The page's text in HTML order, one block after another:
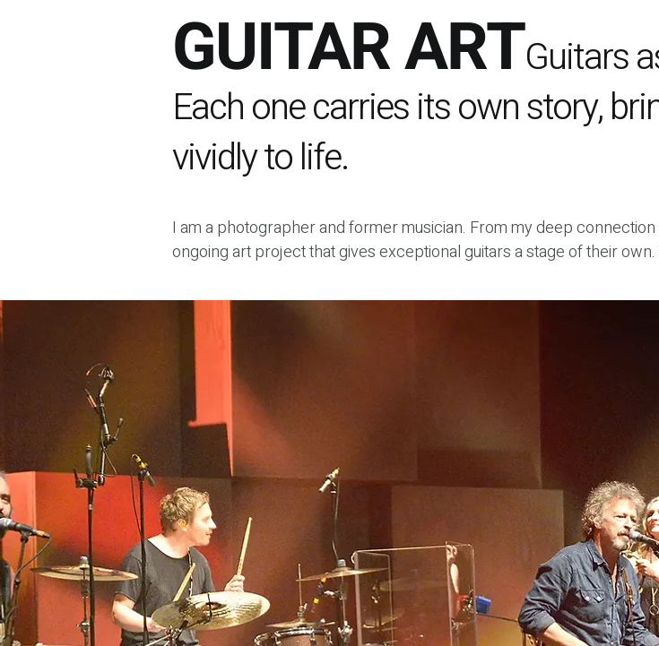
GUITAR ARTGuitars
Each one carries its own story,
vividly to life.
I am a photographer and former musician. From my deep connection
ongoing art project that gives exceptional guitars a stage of their
has truly been lived.
For me, this project is a journey through the history of music. In
their guitar. In those moments of encounter, there is no rock star —
instrument.
Through fine art photographs, presented to the public at original
more than wood and wire; they embody memories, personality, and
simply well-loved — each guitar carries soul and character. That is